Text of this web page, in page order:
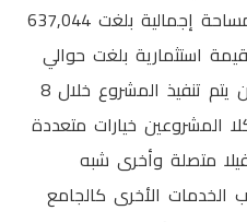
بمحافظة مسقط أيضا، وعلى مساحة إجمالية بلغت 637,044
سكنية بقيمة استثمارية بلغت حوالي
100 مليون ريال عماني، على أن يتم تنفيذ المشروع خلال 8
ويضم كلا المشروعين خيارات متعددة
متصلة وأخرى شبه
الأخرى كالجامع